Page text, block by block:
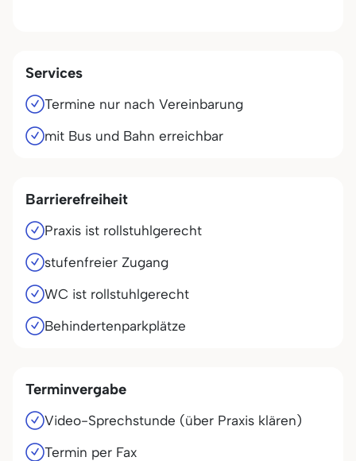
Services
Termine nur nach Vereinbarung
mit Bus und Bahn erreichbar
Barrierefreiheit
Praxis ist rollstuhlgerecht
stufenfreier Zugang
WC ist rollstuhlgerecht
Behindertenparkplätze
Terminvergabe
Video-Sprechstunde (über Praxis klären)
Termin per Fax